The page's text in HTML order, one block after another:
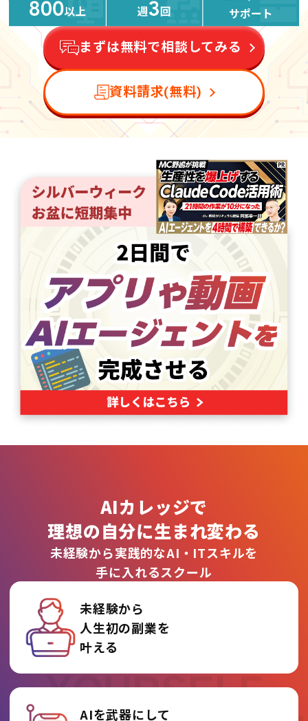
まずは無料で相談してみる
資料請求(無料)
REINVENT
YOURSELF
AIカレッジで
理想の自分に生まれ変わる
未経験から実践的なAI・ITスキルを
手に入れるスクール
未経験から
人生初の副業を
叶える
AIを武器にして